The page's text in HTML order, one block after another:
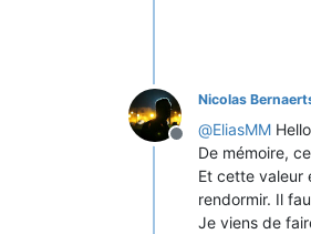
Offline
Nicolas
@EliasMM Hello
De mémoire,
Et cette valeur
rendormir. Il
Je viens de